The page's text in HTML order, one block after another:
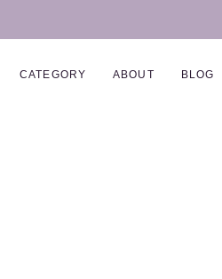
CATEGORY ABOUT BLOG